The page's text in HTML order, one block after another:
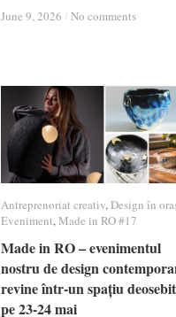
June 9, 2026 / No comments
June 9, 2026 / No comments
Antreprenoriat creativ,Design în
Eveniment,Made in RO #17
Made in RO – evenimentul
nostru de design
revine într-un spațiu
pe 23-24 mai
Antreprenoriat creativ Design în
Eveniment Made in RO #17
Made in RO – evenimentul
nostru de design
revine într-un spațiu
pe 23-24 mai